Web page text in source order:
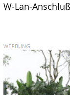
W-Lan-